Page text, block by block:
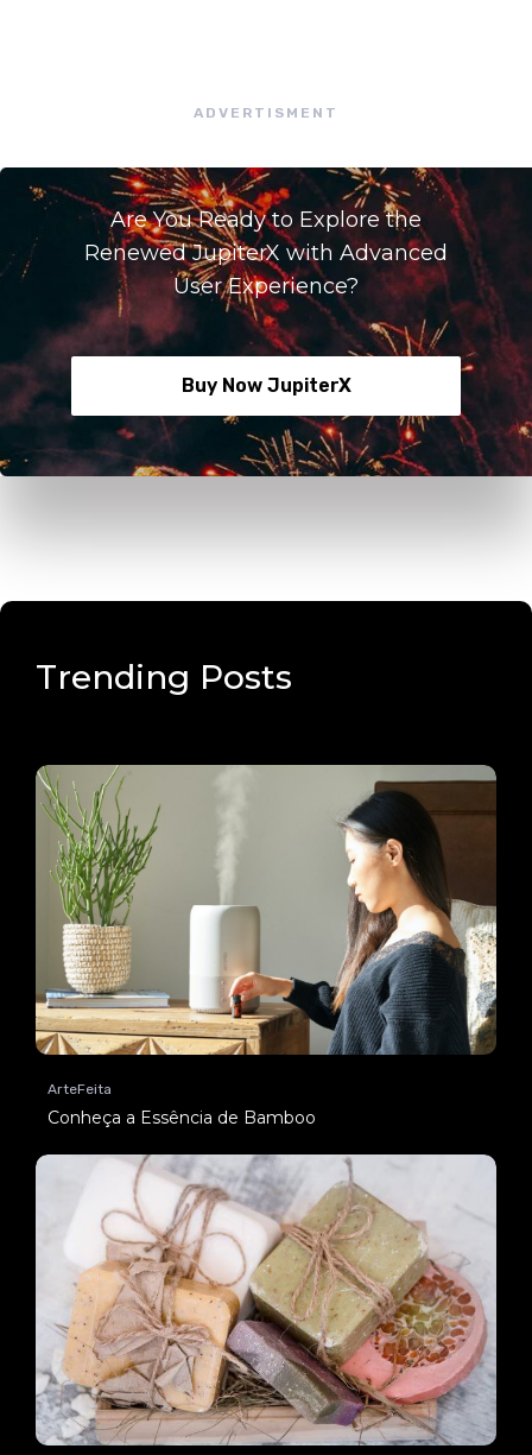
ADVERTISMENT
Are You Ready to Explore the
Renewed JupiterX with Advanced
User Experience?
Buy Now JupiterX
Trending Posts
ArteFeita
Conheça a Essência de Bamboo